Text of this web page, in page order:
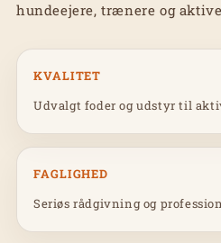
hundeejere, trænere og
KVALITET
Udvalgt foder og udstyr til
FAGLIGHED
Seriøs rådgivning og